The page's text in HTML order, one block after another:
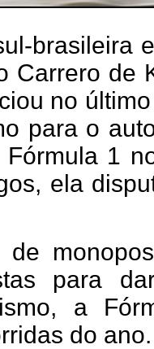
brasileira
Carrero de
no
para o
1
ela
de
para
a
do ano.